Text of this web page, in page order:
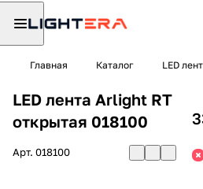
Главная Каталог LED
LED лента Arlight RT
открытая 018100
Арт. 018100